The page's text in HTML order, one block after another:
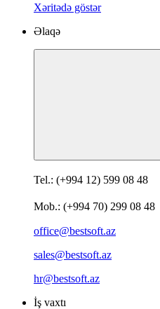
Xəritədə göstər
Əlaqə
Tel.: (+994 12) 599 08 48
Mob.: (+994 70) 299 08 48
office@bestsoft.az
sales@bestsoft.az
hr@bestsoft.az
İş vaxtı